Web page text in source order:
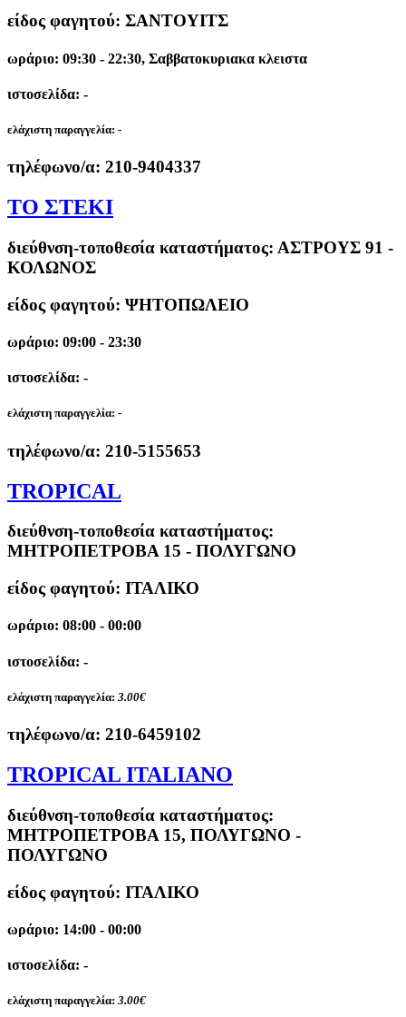
είδος φαγητού: ΣΑΝΤΟΥΙΤΣ
ωράριο: 09:30 - 22:30, Σαββατοκυριακα κλειστα
ιστοσελίδα: -
ελάχιστη παραγγελία: -
τηλέφωνο/α: 210-9404337
ΤΟ ΣΤΕΚΙ
διεύθνση-τοποθεσία καταστήματος: ΑΣΤΡΟΥΣ 91 -
ΚΟΛΩΝΟΣ
είδος φαγητού: ΨΗΤΟΠΩΛΕΙΟ
ωράριο: 09:00 - 23:30
ιστοσελίδα: -
ελάχιστη παραγγελία: -
τηλέφωνο/α: 210-5155653
TROPICAL
διεύθνση-τοποθεσία καταστήματος:
ΜΗΤΡΟΠΕΤΡΟΒΑ 15 - ΠΟΛΥΓΩΝΟ
είδος φαγητού: ΙΤΑΛΙΚΟ
ωράριο: 08:00 - 00:00
ιστοσελίδα: -
ελάχιστη παραγγελία: 3.00€
τηλέφωνο/α: 210-6459102
TROPICAL ITALIANO
διεύθνση-τοποθεσία καταστήματος:
ΜΗΤΡΟΠΕΤΡΟΒΑ 15, ΠΟΛΥΓΩΝΟ -
ΠΟΛΥΓΩΝΟ
είδος φαγητού: ΙΤΑΛΙΚΟ
ωράριο: 14:00 - 00:00
ιστοσελίδα: -
ελάχιστη παραγγελία: 3.00€